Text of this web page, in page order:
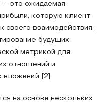
это ожидаемая
которую клиент
своего взаимодействия,
будущих
метрикой для
отношений и
вложений [2].
на основе нескольких